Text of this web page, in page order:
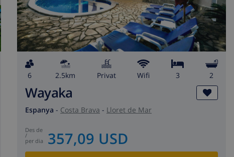
6 2.5km Privat wifi 3 2
Wayaka
Espanya - Costa Brava - Lloret de Mar
des de
/
per dia 357,09 USD